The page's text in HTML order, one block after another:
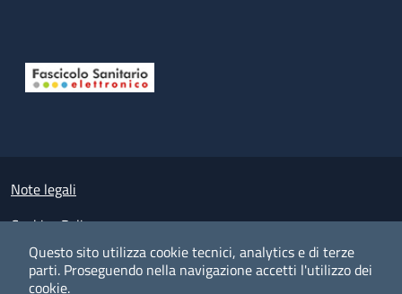
Questo sito utilizza cookie tecnici, analytics e di terze
parti. Proseguendo nella navigazione accetti l'utilizzo dei
cookie.
Small prints
Note legali
Cookies Policy
Policy privacy e protezione del dato personale